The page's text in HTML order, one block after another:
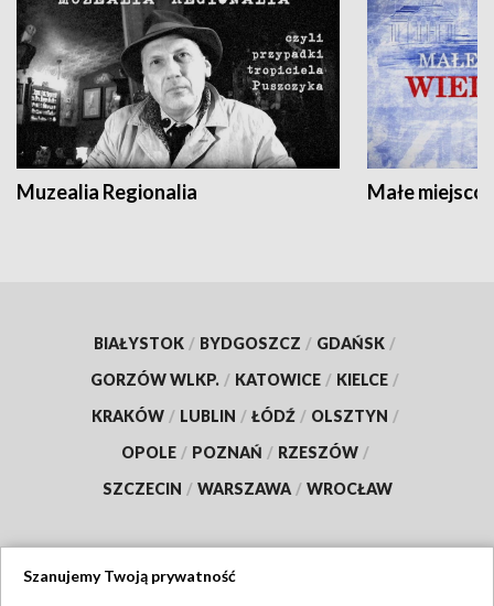
Muzealia Regionalia Małe
BIAŁYSTOK / BYDGOSZCZ / GDAŃSK /
GORZÓW WLKP. / KATOWICE / KIELCE /
KRAKÓW / LUBLIN / ŁÓDŹ / OLSZTYN /
OPOLE / POZNAŃ / RZESZÓW /
SZCZECIN / WARSZAWA / WROCŁAW
Szanujemy Twoją prywatność